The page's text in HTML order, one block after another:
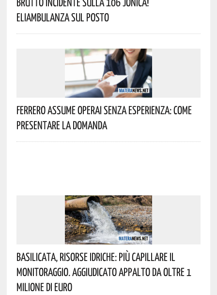
Eliambulanza Sul Posto
Ferrero Assume Operai Senza Esperienza: Come
Presentare La Domanda
Basilicata, Risorse Idriche: Più Capillare Il
Monitoraggio. Aggiudicato Appalto Da Oltre 1
Milione Di Euro